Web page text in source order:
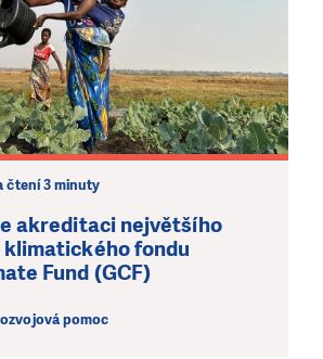
čtení 3 minuty
akreditaci největšího
fondu
Fund (GCF)
pomoc